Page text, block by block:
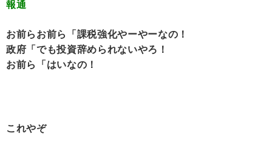
報通
お前らお前ら「課税強化やーやーなの！
政府「でも投資辞められないやろ！
お前ら「はいなの！
これやぞ